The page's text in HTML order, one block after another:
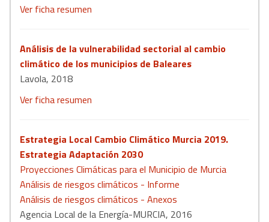
Ver ficha resumen
Análisis de la vulnerabilidad sectorial al cambio
climático de los municipios de Baleares
Lavola, 2018
Ver ficha resumen
Estrategia Local Cambio Climático Murcia 2019.
Estrategia Adaptación 2030
Proyecciones Climáticas para el Municipio de Murcia
Análisis de riesgos climáticos - Informe
Análisis de riesgos climáticos - Anexos
Agencia Local de la Energía-MURCIA, 2016